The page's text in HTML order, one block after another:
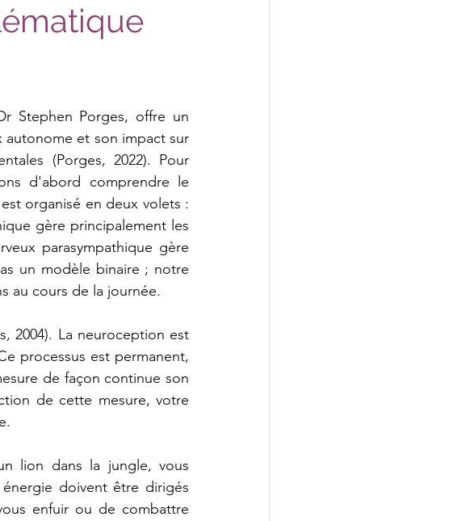
Stephen Porges, offre un
et son impact sur
(Porges, 2022). Pour
d'abord comprendre le
organisé en deux volets :
gère principalement les
parasympathique gère
un modèle binaire ; notre
au cours de la journée.
2004). La neuroception est
processus est permanent,
de façon continue son
de cette mesure, votre
lion dans la jungle, vous
doivent être dirigés
enfuir ou de combattre